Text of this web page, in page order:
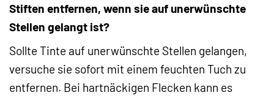
Stiften entfernen, wenn sie auf unerwünschte
Stellen gelangt ist?
Sollte Tinte auf unerwünschte Stellen gelangen,
versuche sie sofort mit einem feuchten Tuch zu
entfernen. Bei hartnäckigen Flecken kann es